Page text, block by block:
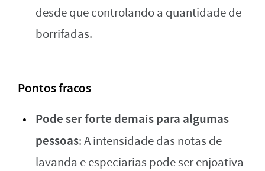
desde que controlando a quantidade de
borrifadas.
Pontos fracos
Pode ser forte demais para algumas
pessoas: A intensidade das notas de
lavanda e especiarias pode ser enjoativa